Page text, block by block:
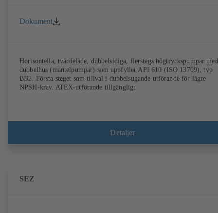
Dokument
Horisontella, tvärdelade, dubbelsidiga, flerstegs högtryckspumpar med
dubbelhus (mantelpumpar) som uppfyller API 610 (ISO 13709), typ
BB5. Första steget som tillval i dubbelsugande utförande för lägre
NPSH-krav. ATEX-utförande tillgängligt.
Detaljer
SEZ